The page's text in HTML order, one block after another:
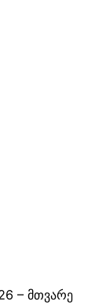
– მთვარე